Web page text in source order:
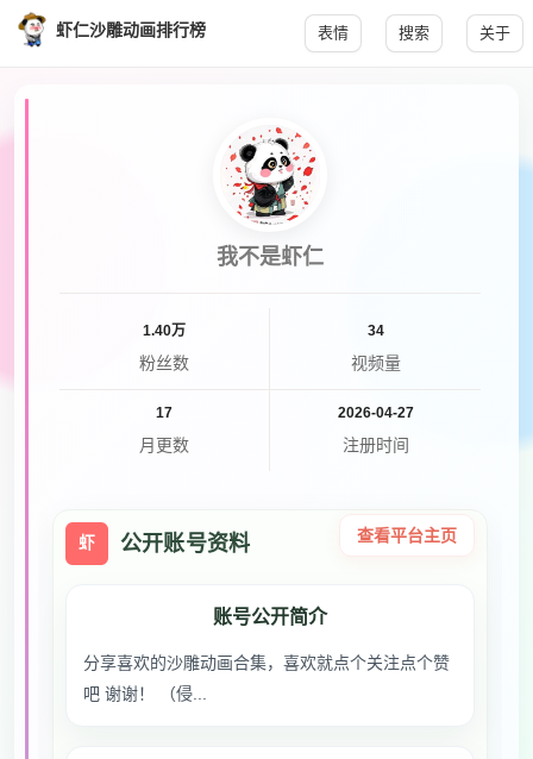
虾仁沙雕动画排行榜 表情 搜索 关于
我不是虾仁
1.40万
粉丝数
34
视频量
17
月更数
2026-04-27
注册时间
虾 公开账号资料 查看平台主页
账号公开简介
分享喜欢的沙雕动画合集，喜欢就点个关注点个赞
吧 谢谢！ （侵...